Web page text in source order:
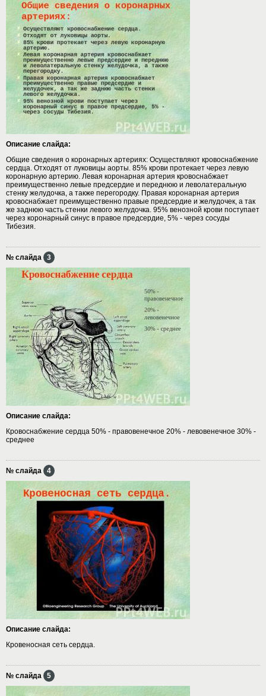
Описание слайда:
Общие сведения о коронарных артериях: Осуществляют кровоснабжение
сердца. Отходят от луковицы аорты. 85% крови протекает через левую
коронарную артерию. Левая коронарная артерия кровоснабжает
преимущественно левые предсердие и переднюю и леволатеральную
стенку желудочка, а также перегородку. Правая коронарная артерия
кровоснабжает преимущественно правые предсердие и желудочек, а так
же заднюю часть стенки левого желудочка. 95% венозной крови поступает
через коронарный синус в правое предсердие, 5% - через сосуды
Тибезия.
№ слайда 3
Описание слайда:
Кровоснабжение сердца 50% - правовенечное 20% - левовенечное 30% -
среднее
№ слайда 4
Описание слайда:
Кровеносная сеть сердца.
№ слайда 5